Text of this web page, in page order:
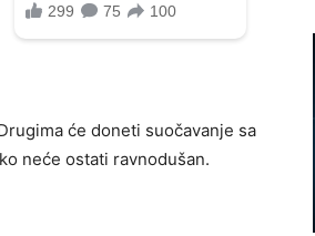
će doneti suočavanje sa
neće ostati ravnodušan.